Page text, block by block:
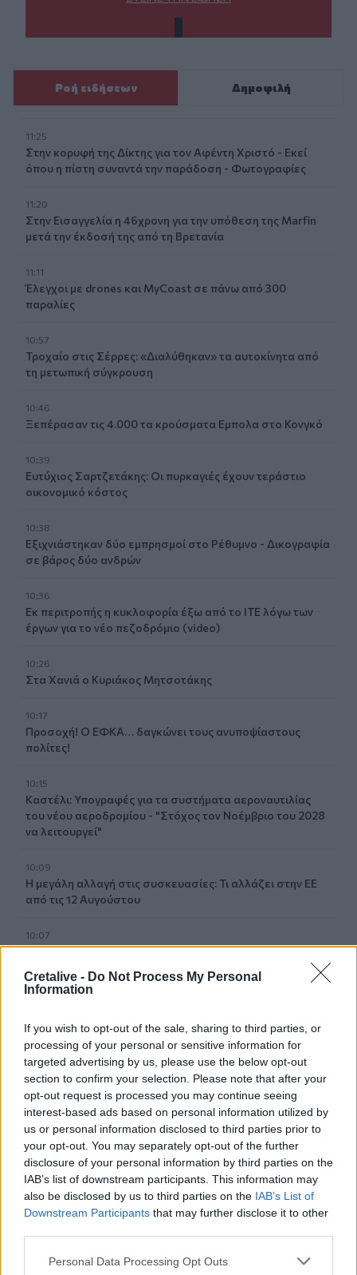
Cretalive - Do Not Process My Personal
Information
If you wish to opt-out of the sale, sharing to third parties, or
processing of your personal or sensitive information for
targeted advertising by us, please use the below opt-out
section to confirm your selection. Please note that after your
opt-out request is processed you may continue seeing
interest-based ads based on personal information utilized by
us or personal information disclosed to third parties prior to
your opt-out. You may separately opt-out of the further
disclosure of your personal information by third parties on the
IAB’s list of downstream participants. This information may
also be disclosed by us to third parties on the IAB’s List of
Downstream Participants that may further disclose it to other
Personal Data Processing Opt Outs
Ροή ειδήσεων Δημοφιλή
11:25
Στην κορυφή της Δίκτης για τον Αφέντη Χριστό - Εκεί
όπου η πίστη συναντά την παράδοση - Φωτογραφίες
11:20
Στην Εισαγγελία η 46χρονη για την υπόθεση της Marfin
μετά την έκδοσή της από τη Βρετανία
11:11
Έλεγχοι με drones και MyCoast σε πάνω από 300
παραλίες
10:57
Τροχαίο στις Σέρρες: «Διαλύθηκαν» τα αυτοκίνητα από
τη μετωπική σύγκρουση
10:46
Ξεπέρασαν τις 4.000 τα κρούσματα Εμπολα στο Κονγκό
10:39
Ευτύχιος Σαρτζετάκης: Οι πυρκαγιές έχουν τεράστιο
οικονομικό κόστος
10:38
Εξιχνιάστηκαν δύο εμπρησμοί στο Ρέθυμνο - Δικογραφία
σε βάρος δύο ανδρών
10:36
Εκ περιτροπής η κυκλοφορία έξω από το ΙΤΕ λόγω των
έργων για το νέο πεζοδρόμιο (video)
10:26
Στα Χανιά ο Κυριάκος Μητσοτάκης
10:17
Προσοχή! Ο ΕΦΚΑ… δαγκώνει τους ανυποψίαστους
πολίτες!
10:15
Καστέλι: Υπογραφές για τα συστήματα αεροναυτιλίας
του νέου αεροδρομίου - "Στόχος τον Νοέμβριο του 2028
να λειτουργεί"
10:09
Η μεγάλη αλλαγή στις συσκευασίες: Τι αλλάζει στην ΕΕ
από τις 12 Αυγούστου
10:07
Τι θα δούμε στα Κηποθέατρα Ηρακλείου το
Νικολάου προκηρύσσει τον 33ο Πανελλήνιο Λογοτεχνικό
Διαγωνισμό
Κέιτι Πέρι και Τζάστιν Τριντό αχώριστοι στις διακοπές
τους στην Ελλάδα
09:54
Περιφέρεια Κρήτης: Σε εξέλιξη το Πρόγραμμα
Καταπολέμησης Κουνουπιών 2026–2028
ΒΟΑΚ: Κυκλοφοριακές ρυθμίσεις στην περιοχή της
γέφυρας Ξηροποτάμου